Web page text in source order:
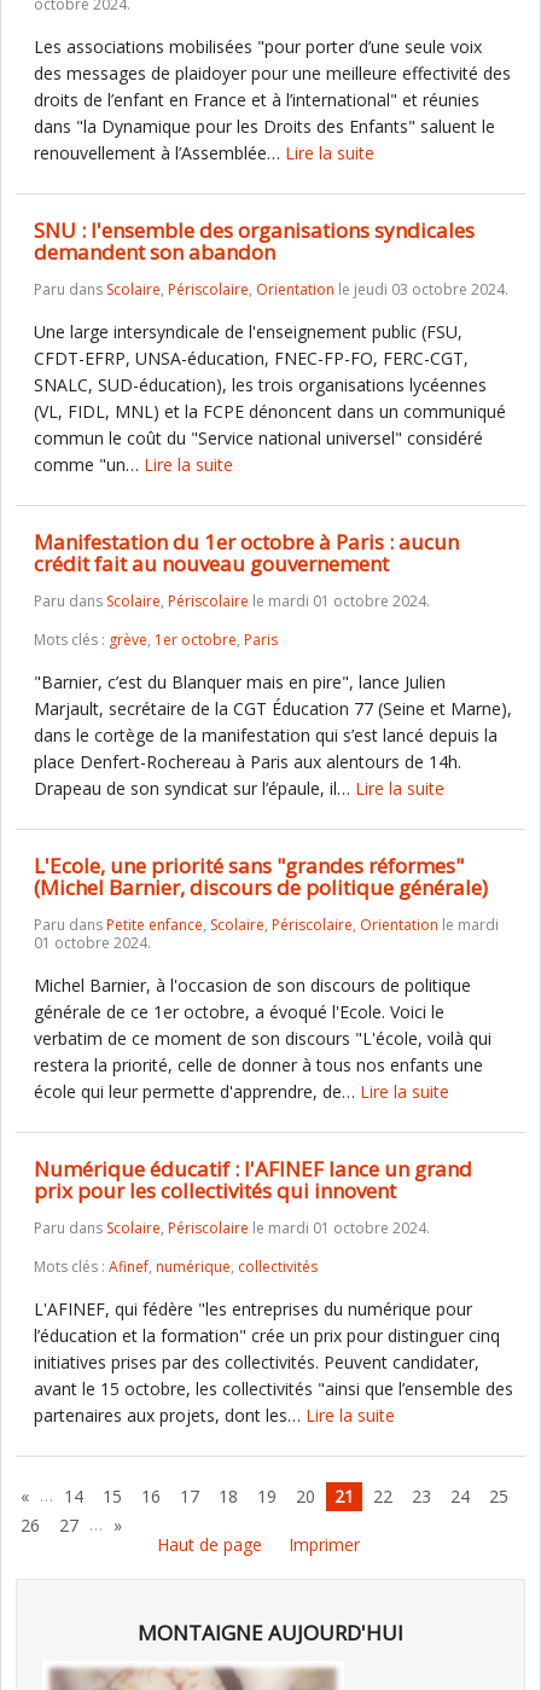
octobre 2024.
Les associations mobilisées "pour porter d’une seule voix
des messages de plaidoyer pour une meilleure effectivité des
droits de l’enfant en France et à l’international" et réunies
dans "la Dynamique pour les Droits des Enfants" saluent le
renouvellement à l’Assemblée… Lire la suite
SNU : l'ensemble des organisations syndicales
demandent son abandon
Paru dans Scolaire, Périscolaire, Orientation le jeudi 03 octobre 2024.
Une large intersyndicale de l'enseignement public (FSU,
CFDT-EFRP, UNSA-éducation, FNEC-FP-FO, FERC-CGT,
SNALC, SUD-éducation), les trois organisations lycéennes
(VL, FIDL, MNL) et la FCPE dénoncent dans un communiqué
commun le coût du "Service national universel" considéré
comme "un… Lire la suite
Manifestation du 1er octobre à Paris : aucun
crédit fait au nouveau gouvernement
Paru dans Scolaire, Périscolaire le mardi 01 octobre 2024.
Mots clés : grève, 1er octobre, Paris
"Barnier, c’est du Blanquer mais en pire", lance Julien
Marjault, secrétaire de la CGT Éducation 77 (Seine et Marne),
dans le cortège de la manifestation qui s’est lancé depuis la
place Denfert-Rochereau à Paris aux alentours de 14h.
Drapeau de son syndicat sur l’épaule, il… Lire la suite
L'Ecole, une priorité sans "grandes réformes"
(Michel Barnier, discours de politique générale)
Paru dansPetite enfance, Scolaire, Périscolaire, Orientation le mardi
01 octobre 2024.
Michel Barnier, à l'occasion de son discours de politique
générale de ce 1er octobre, a évoqué l'Ecole. Voici le
verbatim de ce moment de son discours "L'école, voilà qui
restera la priorité, celle de donner à tous nos enfants une
école qui leur permette d'apprendre, de… Lire la suite
Numérique éducatif : l'AFINEF lance un grand
prix pour les collectivités qui innovent
Paru dans Scolaire, Périscolaire le mardi 01 octobre 2024.
Mots clés : Afinef, numérique, collectivités
L'AFINEF, qui fédère "les entreprises du numérique pour
l’éducation et la formation" crée un prix pour distinguer cinq
initiatives prises par des collectivités. Peuvent candidater,
avant le 15 octobre, les collectivités "ainsi que l’ensemble des
partenaires aux projets, dont les… Lire la suite
« … 14 15 16 17 18 19 20 21 22 23 24
25
26
27 … »
Haut de page
Imprimer
MONTAIGNE AUJOURD'HUI